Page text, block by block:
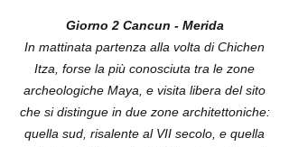
Giorno 2 Cancun - Merida
In mattinata partenza alla volta di Chichen
Itza, forse la più conosciuta tra le zone
archeologiche Maya, e visita libera del sito
che si distingue in due zone architettoniche:
quella sud, risalente al VII secolo, e quella